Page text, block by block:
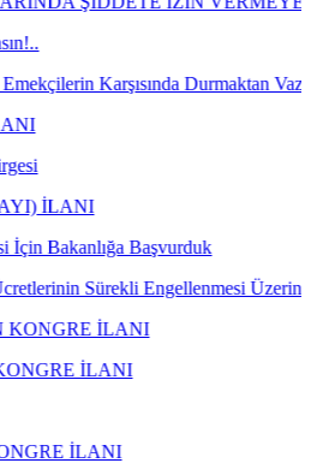
Durmaktan Vazgeçin!
Başvurduk
Engellenmesi Üzerine Bakanlığa